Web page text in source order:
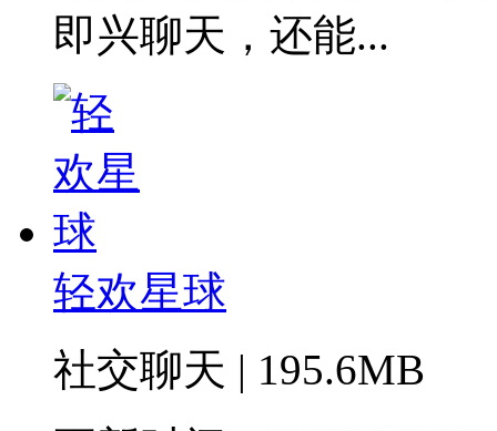
即兴聊天，还能...
轻欢星球
社交聊天 | 195.6MB